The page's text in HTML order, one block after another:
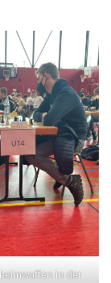
in der